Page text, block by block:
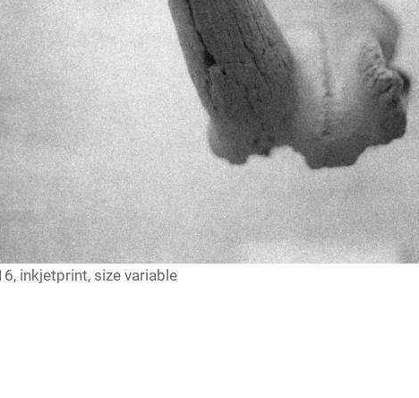
inkjetprint, size variable